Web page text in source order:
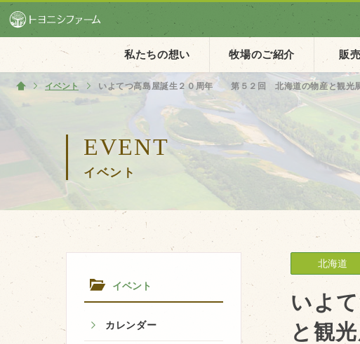
私たちの想い 牧場のご紹介 販
EVENT
イベント
イベント
カレンダー
北海道
いよ
と観
ホーム
イベント いよてつ髙島屋誕生２０周年 第５２回 北海道の物産と観光
ホーム
イベントカレンダー
イベント一覧